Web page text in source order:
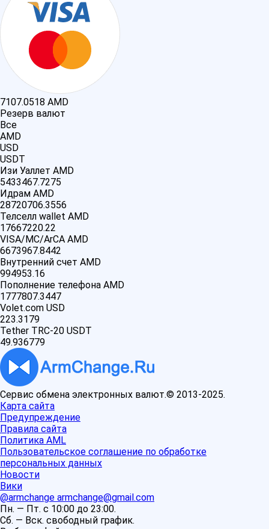
7107.0518 AMD
Резерв валют
Все
AMD
USD
USDT
Изи Уаллет AMD
5433467.7275
Идрам AMD
28720706.3556
Телселл wallet AMD
17667220.22
VISA/MC/ArCA AMD
6673967.8442
Внутренний счет AMD
994953.16
Пополнение телефона AMD
1777807.3447
Volet.com USD
223.3179
Tether TRC-20 USDT
49.936779
Сервис обмена электронных валют.© 2013-2025.
Карта сайта
Предупреждение
Правила сайта
Политика AML
Пользовательское соглашение по обработке
персональных данных
Новости
Вики
@armchange armchange@gmail.com
Пн. — Пт. с 10:00 до 23:00.
Сб. — Вск. свободный график.